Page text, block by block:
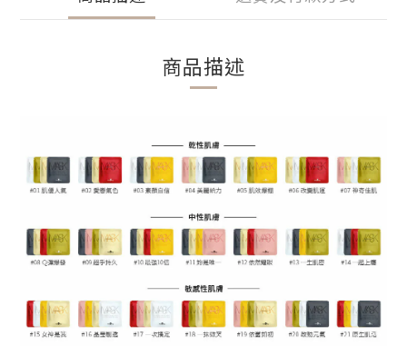
商品描述